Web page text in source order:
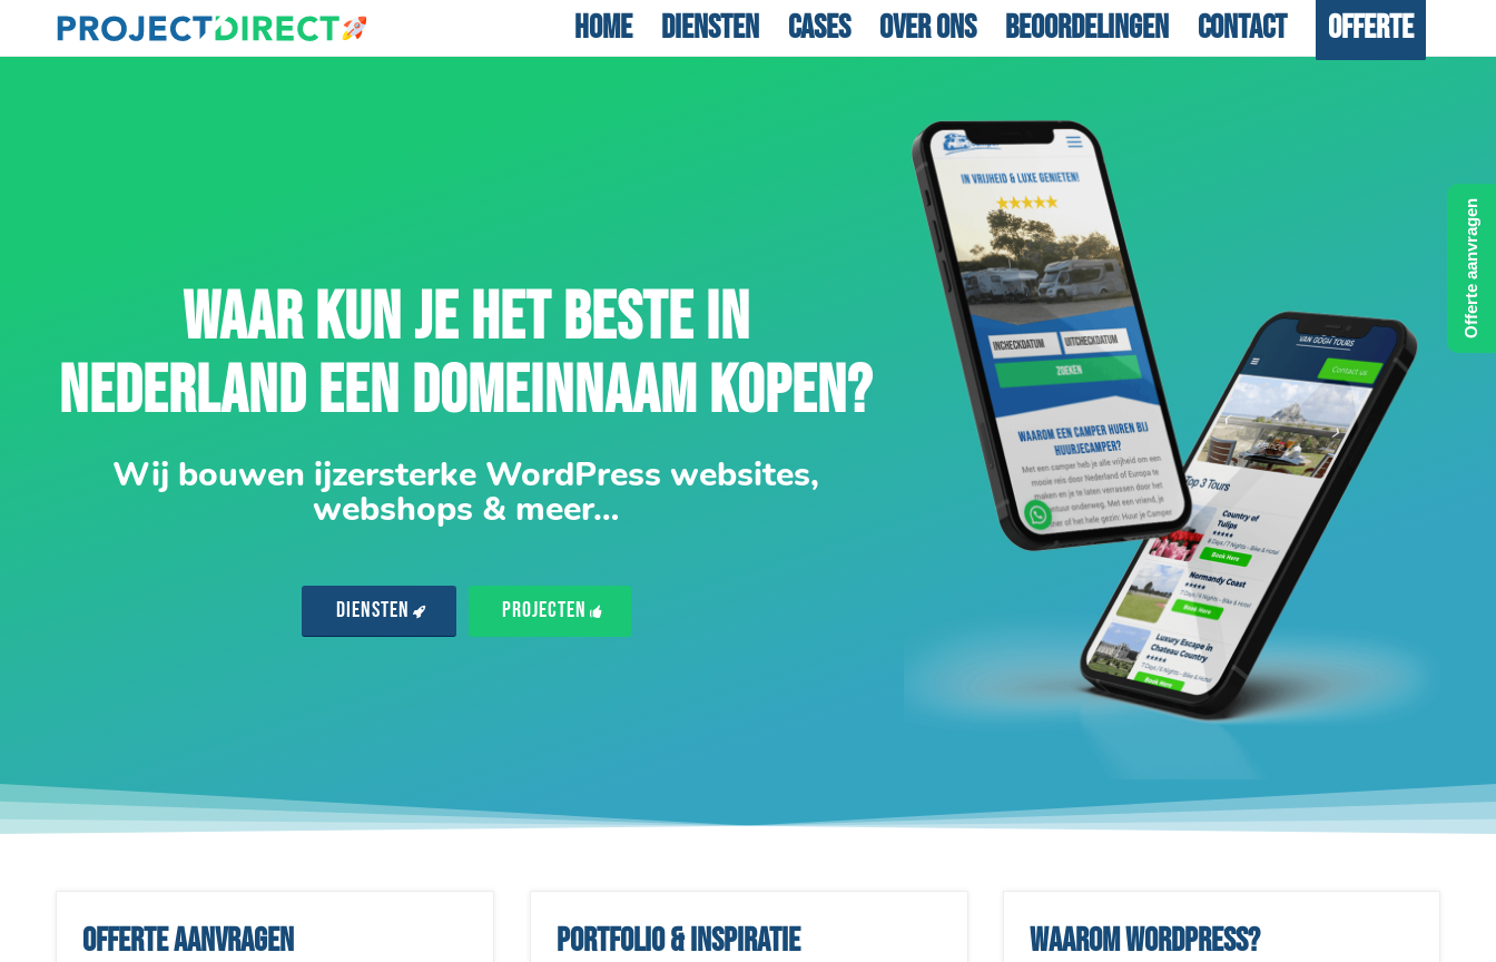
Home Diensten Cases Over ons Beoordelingen Contact Offerte
WAAR KUN JE HET BESTE IN
NEDERLAND EEN DOMEINNAAM KOPEN?
Wij bouwen ijzersterke WordPress websites,
webshops & meer…
Diensten Projecten
Offerte aanvragen Portfolio & inspiratie Waarom WordPress?
Offerte aanvragen